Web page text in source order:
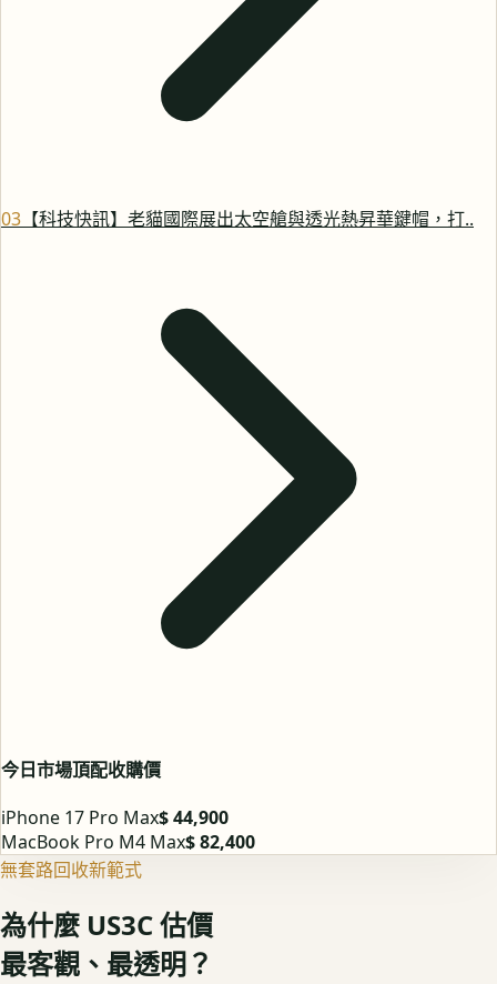
03 【科技快訊】老貓國際展出太空艙與透光熱昇華鍵帽，打..
今日市場頂配收購價
iPhone 17 Pro Max$ 44,900
MacBook Pro M4 Max$ 82,400
無套路回收新範式
為什麼 US3C 估價
最客觀、最透明？